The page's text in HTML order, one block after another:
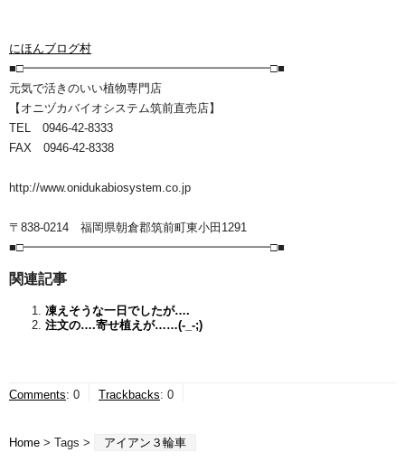
にほんブログ村
■□━━━━━━━━━━━━━━━━━━━━━□■
元気で活きのいい植物専門店
【オニヅカバイオシステム筑前直売店】
TEL 0946-42-8333
FAX 0946-42-8338
http://www.onidukabiosystem.co.jp
〒838-0214 福岡県朝倉郡筑前町東小田1291
■□━━━━━━━━━━━━━━━━━━━━━□■
関連記事
凍えそうな一日でしたが….
注文の….寄せ植えが……(-_-;)
Comments: 0 Trackbacks: 0
Home > Tags > アイアン３輪車